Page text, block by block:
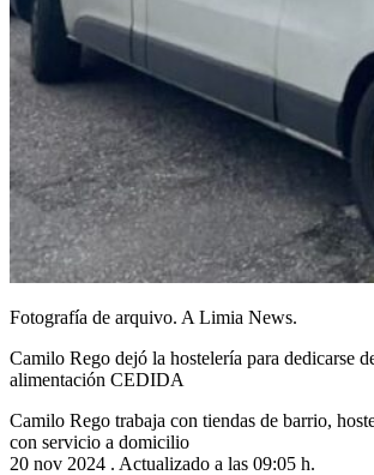
Fotografía de arquivo. A Limia News.
Camilo Rego dejó la hostelería para dedicarse
alimentación CEDIDA
Camilo Rego trabaja con tiendas de barrio,
con servicio a domicilio
20 nov 2024 . Actualizado a las 09:05 h.